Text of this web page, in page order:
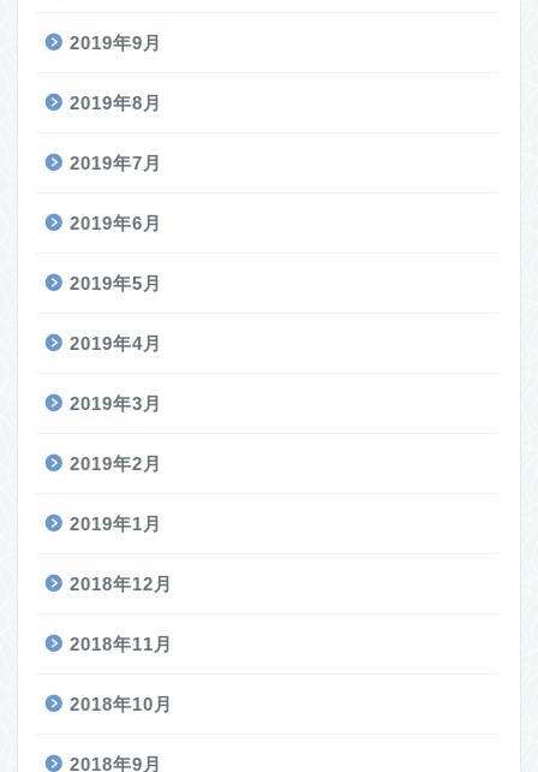
2019年9月
2019年8月
2019年7月
2019年6月
2019年5月
2019年4月
2019年3月
2019年2月
2019年1月
2018年12月
2018年11月
2018年10月
2018年9月